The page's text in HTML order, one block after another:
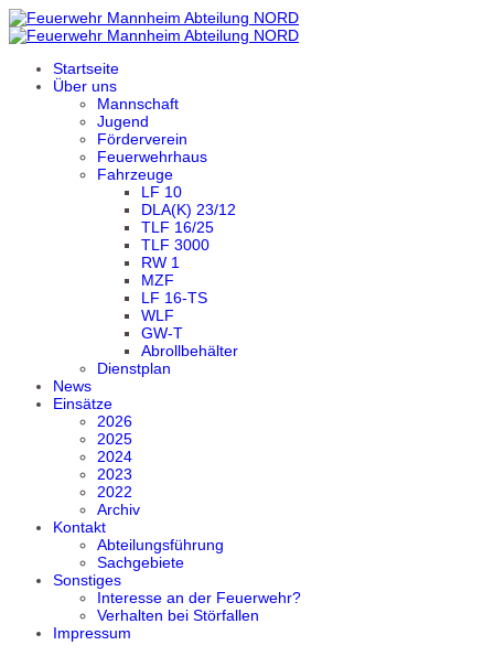
Startseite
Über uns
Mannschaft
Jugend
Förderverein
Feuerwehrhaus
Fahrzeuge
LF 10
DLA(K) 23/12
TLF 16/25
TLF 3000
RW 1
MZF
LF 16-TS
WLF
GW-T
Abrollbehälter
Dienstplan
News
Einsätze
2026
2025
2024
2023
2022
Archiv
Kontakt
Abteilungsführung
Sachgebiete
Sonstiges
Interesse an der Feuerwehr?
Verhalten bei Störfallen
Impressum